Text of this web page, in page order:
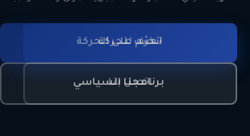
تعرّف على الحركة
برنامجنا السياسي
انضم للحركة
اتصل بنا